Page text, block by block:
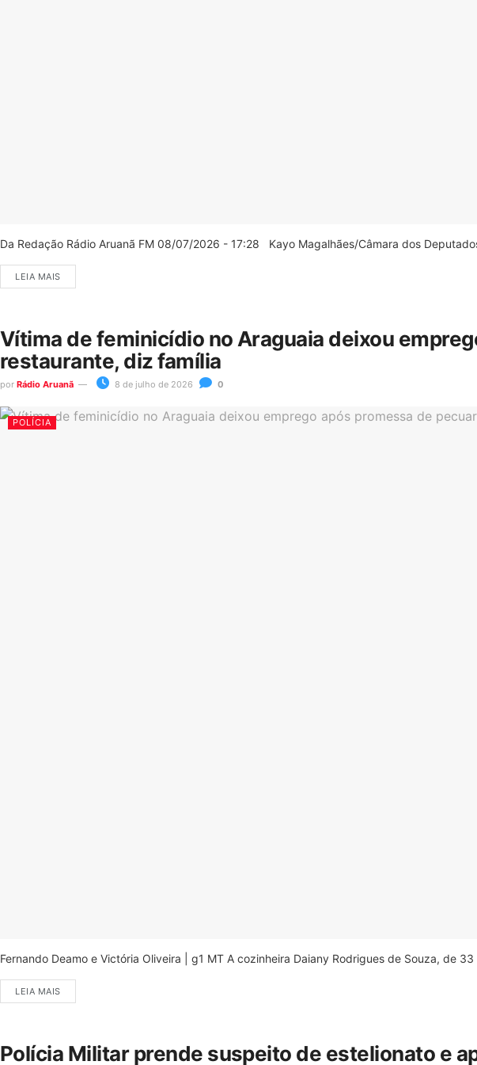
Da Redação Rádio Aruanã FM 08/07/2026 - 17:28 Kayo Magalhães/Câmara dos
LEIA MAIS
Vítima de feminicídio no Araguaia deixou
restaurante, diz família
por Rádio Aruanã 8 de julho de 2026 0
POLÍCIA
Fernando Deamo e Victória Oliveira | g1 MT A cozinheira Daiany Rodrigues de Souza, de
LEIA MAIS
Polícia Militar prende suspeito de estelionato e